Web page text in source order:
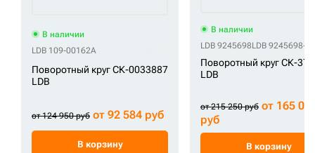
В наличии
LDB 109-00162A
Поворотный круг СК-0033887
LDB
от 124 950 руб от 92 584 руб
В корзину
В наличии
LDB 9245698LDB 9245698-
Поворотный круг СК-
LDB
от 215 250 руб от 165
руб
В корзину